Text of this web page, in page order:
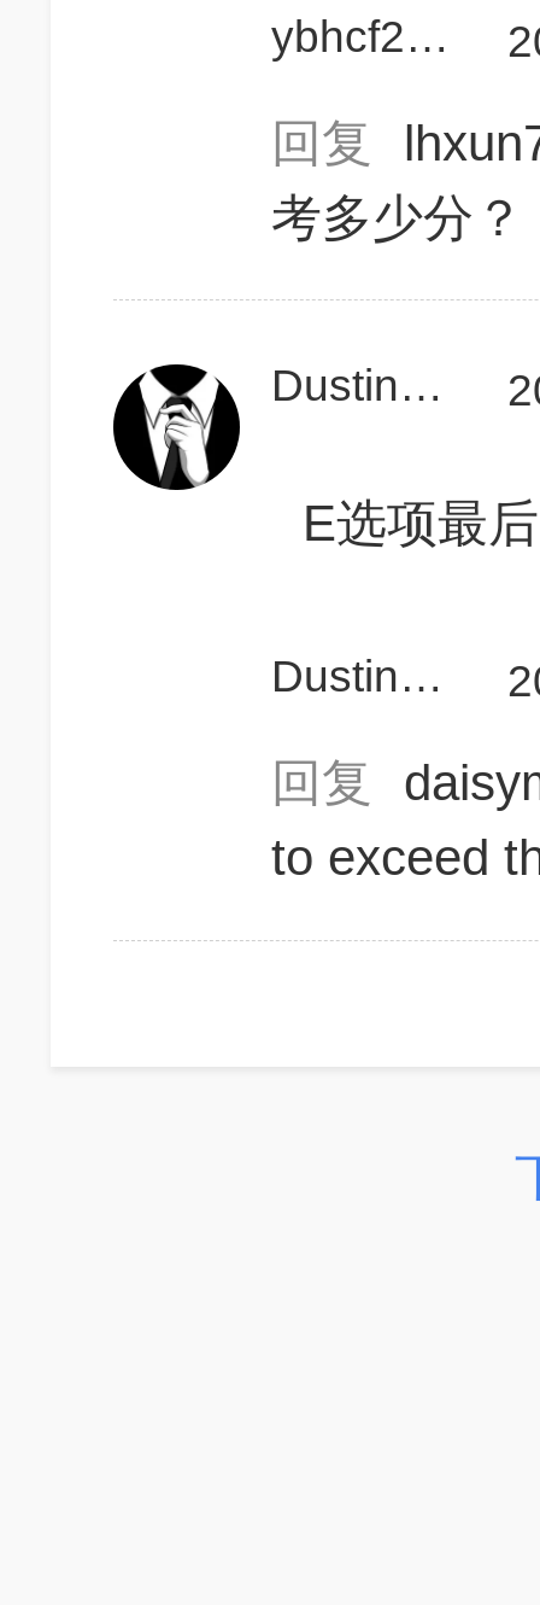
ybhcf2006
回复
考多少分？
Dustin_Zhang
E选项最
Dustin_Zhang
回复
to exceed